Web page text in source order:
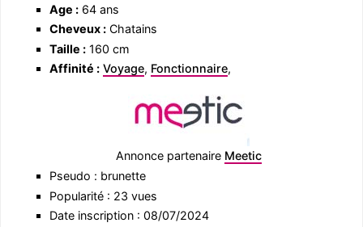
Age :64 ans
Cheveux :Chatains
Taille :160 cm
Affinité : Voyage, Fonctionnaire,
Annonce partenaire Meetic
Pseudo : brunette
Popularité : 23 vues
Date inscription : 08/07/2024